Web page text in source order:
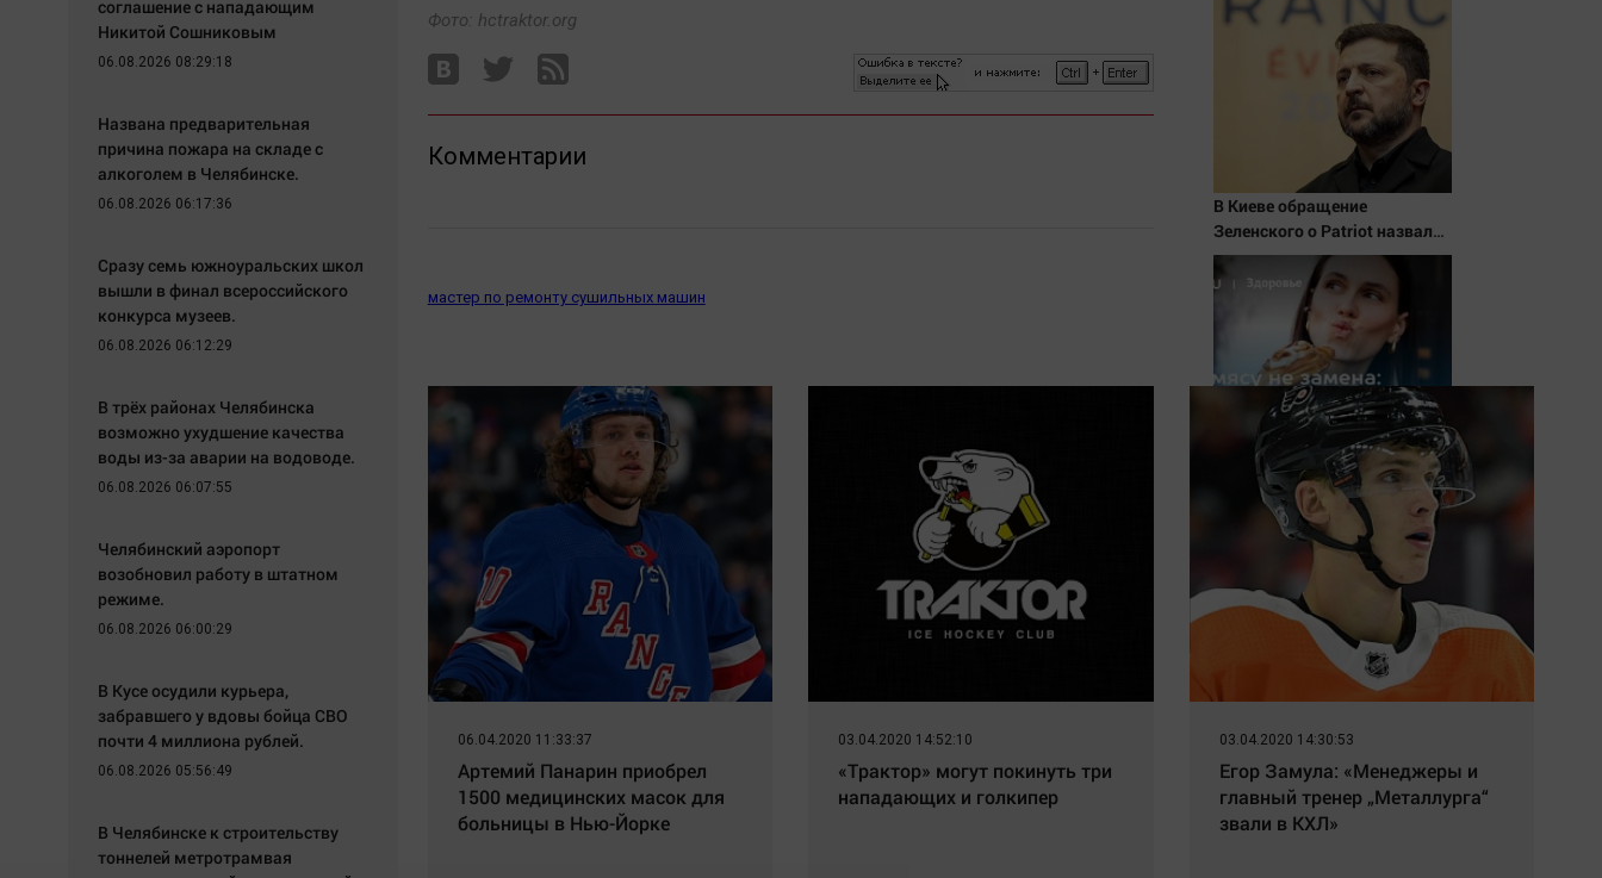
Фото: hctraktor.org
Комментарии
мастер по ремонту сушильных машин
В Киеве обращение
Зеленского о Patriot назвали
«комедией»
Булки мясу не замена:
эндокринолог развенчал
один из набирающих
популярность мифов о
питании
06.04.2020 11:33:37
Артемий Панарин приобрел
1500 медицинских масок для
больницы в Нью-Йорке
03.04.2020 14:52:10
«Трактор» могут покинуть три
нападающих и голкипер
03.04.2020 14:30:53
Егор Замула: «Менеджеры и
главный тренер „Металлурга“
звали в КХЛ»
соглашение с нападающим
Никитой Сошниковым
06.08.2026 08:29:18
Названа предварительная
причина пожара на складе с
алкоголем в Челябинске.
06.08.2026 06:17:36
Сразу семь южноуральских школ
вышли в финал всероссийского
конкурса музеев.
06.08.2026 06:12:29
В трёх районах Челябинска
возможно ухудшение качества
воды из-за аварии на водоводе.
06.08.2026 06:07:55
Челябинский аэропорт
возобновил работу в штатном
режиме.
06.08.2026 06:00:29
В Кусе осудили курьера,
забравшего у вдовы бойца СВО
почти 4 миллиона рублей.
06.08.2026 05:56:49
В Челябинске к строительству
тоннелей метротрамвая